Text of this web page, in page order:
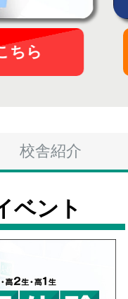
ちら
校舎紹介
ベント